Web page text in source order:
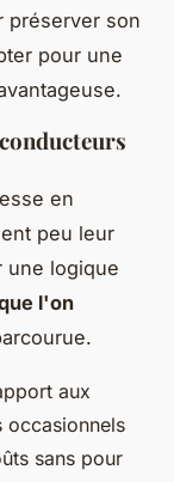
préserver son
pour une
en
peu leur
une logique
l'on
aux
occasionnels
sans pour